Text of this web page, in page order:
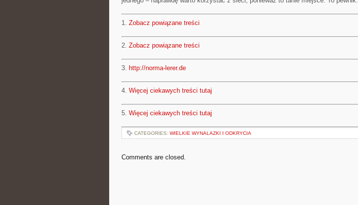
1. Zobacz powiązane treści
2. Zobacz powiązane treści
3. http://norma-lerer.de
4. Więcej ciekawych treści tutaj
5. Więcej ciekawych treści tutaj
CATEGORIES: WIELKIE WYNALAZKI I ODKRYCIA
Comments are closed.